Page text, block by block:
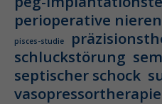
perioperative
pisces-studie
schluckstörung
septischer schock
vasopressortherapie